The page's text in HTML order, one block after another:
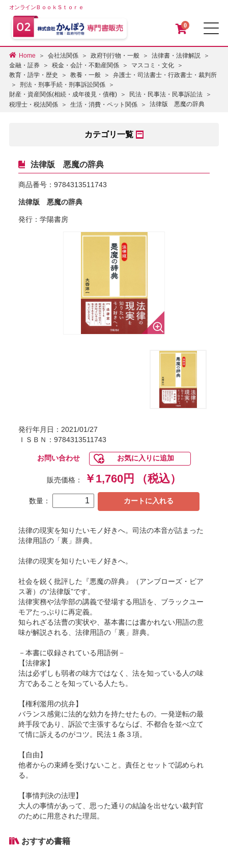
オンラインＢｏｏｋＳｔｏｒｅ
0
Home 会社法関係 政府刊行物・一般
法律書・法律解説
金融・証券
税金・会計・不動産関係
マスコミ・文化
教育・語学・歴史
教養・一般
弁護士・司法書士・行政書士・裁判所
刑法・刑事手続・刑事訴訟関係
財産・資産関係(相続・成年後見・債権)
民法・民事法・民事訴訟法
税理士・税法関係
生活・消費・ペット関係 法律版 悪魔の辞典
カテゴリ一覧
法律版 悪魔の辞典
商品番号： 9784313511743
法律版 悪魔の辞典
発行：学陽書房
発行年月日：2021/01/27
ＩＳＢＮ：9784313511743
お問い合わせ お気に入りに追加
販売価格： ￥1,760円 （税込）
数量： カートに入れる
法律の現実を知りたいモノ好きへ。司法の本音が詰まった
法律用語の「裏」辞典。
法律の現実を知りたいモノ好きへ。
社会を鋭く批評した『悪魔の辞典』（アンブローズ・ビア
ス著）の“法律版”です。
法律実務や法学部の講義で登場する用語を、ブラックユー
モアたっぷりに再定義。
知られざる法曹の実状や、基本書には書かれない用語の意
味が解説される、法律用語の「裏」辞典。
－本書に収録されている用語例－
【法律家】
法は必ずしも弱者の味方ではなく、法を知っている人の味
方であることを知っている人たち。
【権利濫用の抗弁】
バランス感覚に法的な効力を持たせたもの。一発逆転の最
終手段であり、訴訟で主張するならば、不都合を並べ立て
て情に訴えるのがコツ。民法１条３項。
【自由】
他者からの束縛を受けないこと。責任とセットで認められ
る。
【事情判決の法理】
大人の事情があって、思った通りの結論を出せない裁判官
のために用意された理屈。
おすすめ書籍